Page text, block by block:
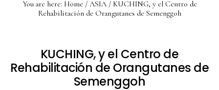
You are here: Home / ASIA /KUCHING, y el Centro de
Rehabilitación de Orangutanes de Semenggoh
KUCHING, y el Centro de
Rehabilitación de Orangutanes de
Semenggoh